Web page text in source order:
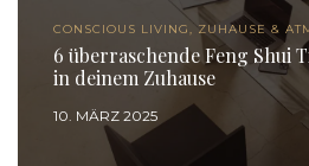
CONSCIOUS LIVING, ZUHAUSE &
6 überraschende Feng Shui
in deinem Zuhause
10. MÄRZ 2025